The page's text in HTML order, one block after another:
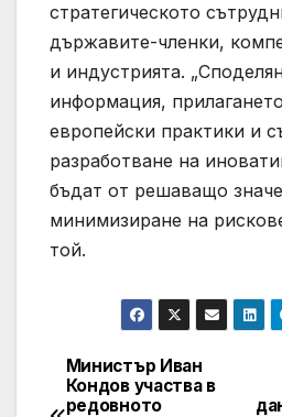
стратегическото
държавите-членки,
и индустрията.
информация,
европейски практики и
разработване на
бъдат от решаващо
минимизиране на
той.
Post
Министър Иван
Кондов участва в
редовното